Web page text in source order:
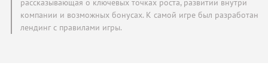
рассказывающая о ключевых точках роста, развитии внутри
компании и возможных бонусах. К самой игре был разработан
лендинг с правилами игры.